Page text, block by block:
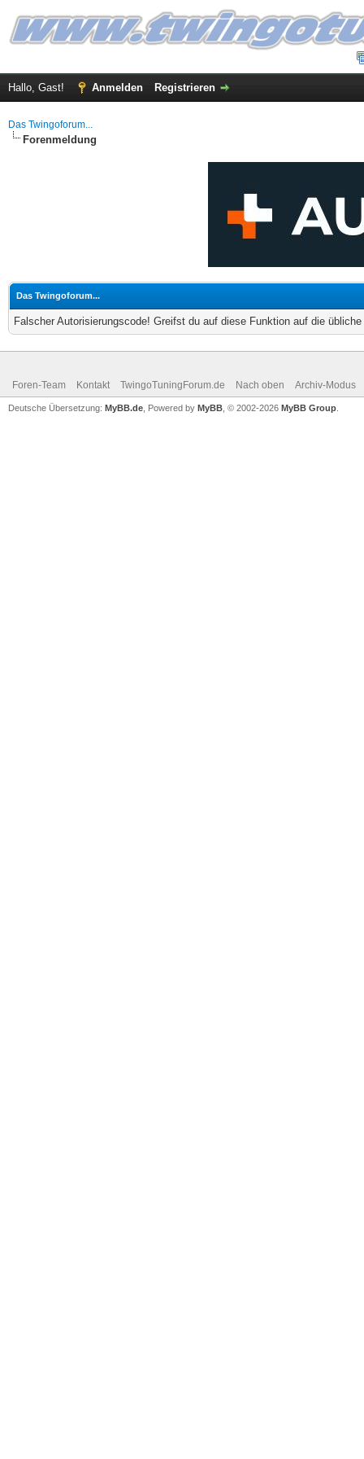
Hallo, Gast! Anmelden Registrieren
Das Twingoforum...
Forenmeldung
Das Twingoforum...
Falscher Autorisierungscode! Greifst du auf diese Funktion auf die
Foren-Team Kontakt TwingoTuningForum.de Nach oben Archiv-Modus
Deutsche Übersetzung: MyBB.de , Powered by MyBB , © 2002-2026 MyBB Group